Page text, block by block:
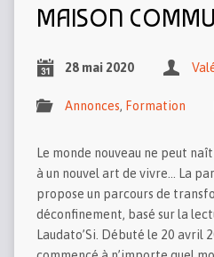
MAISON
28 mai 2020
Annonces, Formation
Le monde nouveau ne peut
à un nouvel art de vivre… La
propose un parcours de
déconfinement, basé sur la
Laudato’Si. Débuté le 20 avril